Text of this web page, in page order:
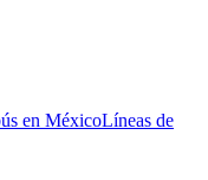
en MéxicoLíneas de